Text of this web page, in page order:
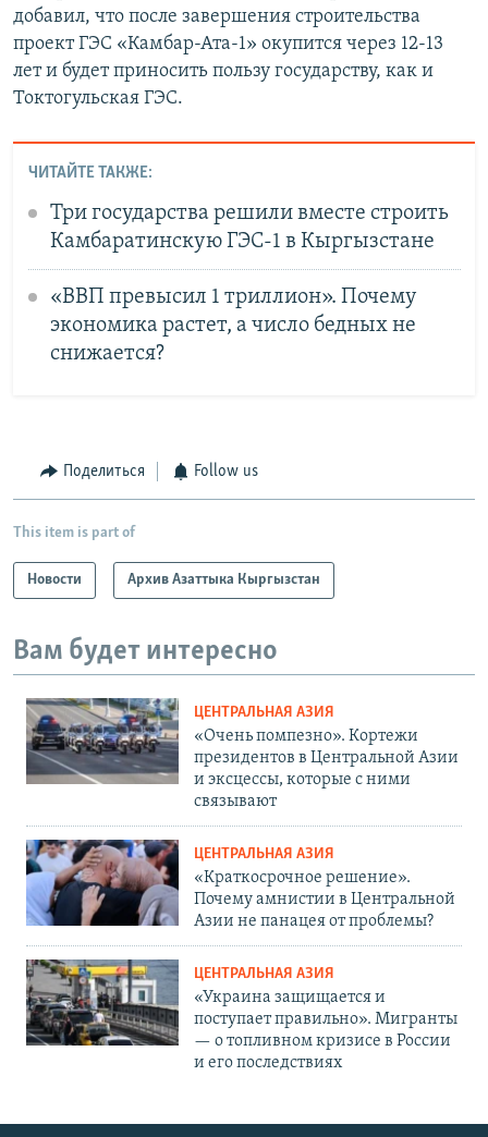
добавил, что после завершения строительства
проект ГЭС «Камбар-Ата-1» окупится через 12-13
лет и будет приносить пользу государству, как и
Токтогульская ГЭС.
ЧИТАЙТЕ ТАКЖЕ:
Три государства решили вместе строить
Камбаратинскую ГЭС-1 в Кыргызстане
«ВВП превысил 1 триллион». Почему
экономика растет, а число бедных не
снижается?
Поделиться Follow us
This item is part of
Новости Архив Азаттыка Кыргызстан
Вам будет интересно
ЦЕНТРАЛЬНАЯ АЗИЯ
«Очень помпезно». Кортежи
президентов в Центральной Азии
и эксцессы, которые с ними
связывают
ЦЕНТРАЛЬНАЯ АЗИЯ
«Краткосрочное решение».
Почему амнистии в Центральной
Азии не панацея от проблемы?
ЦЕНТРАЛЬНАЯ АЗИЯ
«Украина защищается и
поступает правильно». Мигранты
— о топливном кризисе в России
и его последствиях